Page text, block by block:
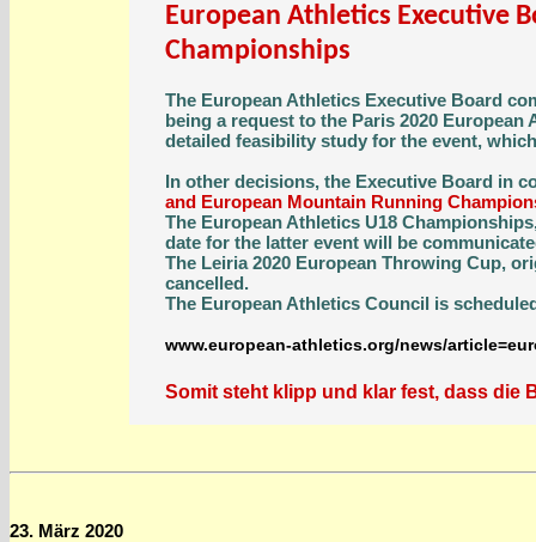
European Athletics Executive
Championships
The European Athletics Executive Board
being a request to the Paris 2020
detailed feasibility study for the event,
In other decisions, the Executive Board in
and European Mountain Running
The European Athletics U18
date for the latter event will be
The Leiria 2020 European Throwing Cup,
cancelled.
The European Athletics Council is
www.european-athletics.org/news/
Somit steht klipp und klar fest, dass die
23. März 2020